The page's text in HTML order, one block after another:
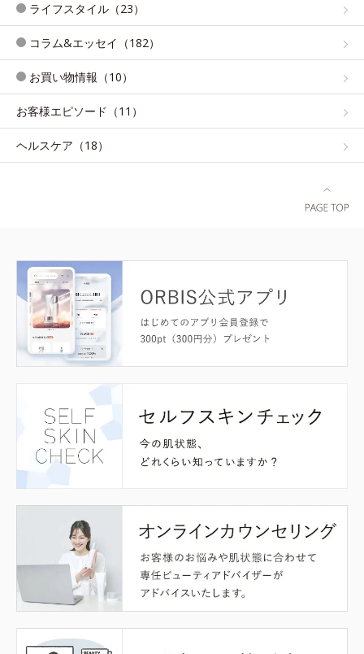
ライフスタイル（23）
コラム&エッセイ（182）
お買い物情報（10）
お客様エピソード（11）
ヘルスケア（18）